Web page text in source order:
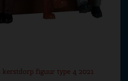
figuur type 4 2021